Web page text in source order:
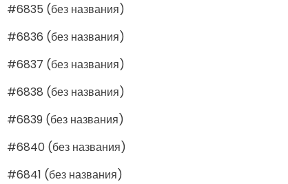
#6835 (без названия)
#6836 (без названия)
#6837 (без названия)
#6838 (без названия)
#6839 (без названия)
#6840 (без названия)
#6841 (без названия)